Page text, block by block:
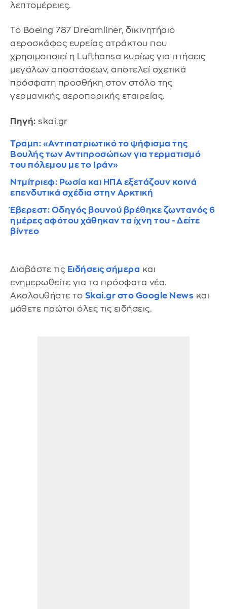
λεπτομέρειες.
Το Boeing 787 Dreamliner, δικινητήριο
αεροσκάφος ευρείας ατράκτου που
χρησιμοποιεί η Lufthansa κυρίως για πτήσεις
μεγάλων αποστάσεων, αποτελεί σχετικά
πρόσφατη προσθήκη στον στόλο της
γερμανικής αεροπορικής εταιρείας.
Πηγή: skai.gr
Τραμπ: «Αντιπατριωτικό το ψήφισμα της
Βουλής των Αντιπροσώπων για τερματισμό
του πόλεμου με το Ιράν»
Ντμίτριεφ: Ρωσία και ΗΠΑ εξετάζουν κοινά
επενδυτικά σχέδια στην Αρκτική
Έβερεστ: Οδηγός βουνού βρέθηκε ζωντανός 6
ημέρες αφότου χάθηκαν τα ίχνη του - Δείτε
βίντεο
Διαβάστε τις Ειδήσεις σήμερα και
ενημερωθείτε για τα πρόσφατα νέα.
Ακολουθήστε το Skai.gr στο Google News και
μάθετε πρώτοι όλες τις ειδήσεις.